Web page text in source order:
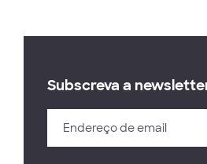
Subscreva a